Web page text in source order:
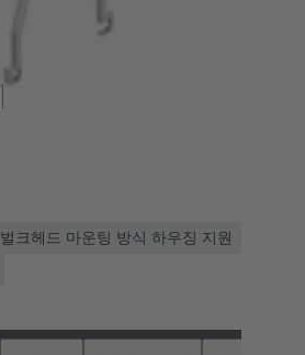
벌크헤드 마운팅 방식 하우징 지원